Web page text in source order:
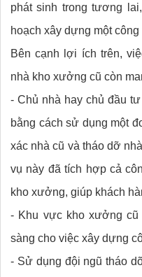
phát sinh trong tương
hoạch xây dựng một
Bên cạnh lợi ích trên,
nhà kho xưởng cũ còn
- Chủ nhà hay chủ đầu
bằng cách sử dụng một
xác nhà cũ và tháo dỡ
vụ này đã tích hợp cả
kho xưởng, giúp khách
- Khu vực kho xưởng
sàng cho việc xây dựng
- Sử dụng đội ngũ tháo